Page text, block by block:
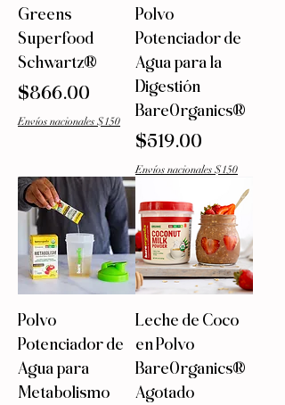
Greens
Superfood
Schwartz®
Precio
$866.00
Envíos nacionales $150
Polvo
Potenciador de
Agua para la
Digestión
BareOrganics®
Precio
$519.00
Envíos nacionales $150
Polvo
Potenciador de
Agua para
Metabolismo
Leche de Coco
en Polvo
BareOrganics®
Agotado